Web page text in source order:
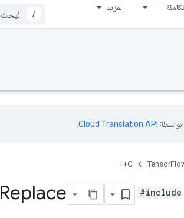
المزيد
/
Cloud Translation API‏
C++
Replace
#include